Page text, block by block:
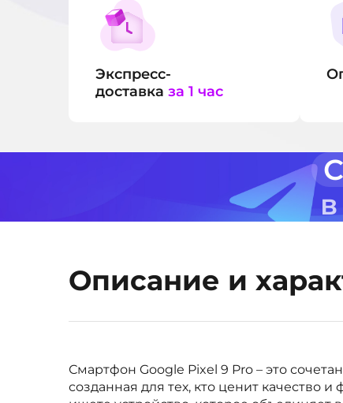
Экспресс-
доставка за 1 час
Описание и
Смартфон Google Pixel 9 Pro – это
созданная для тех, кто ценит качество